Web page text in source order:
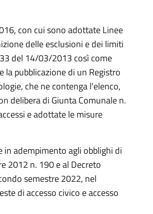
con cui sono adottate Linee
delle esclusioni e dei limiti
del 14/03/2013 così come
pubblicazione di un Registro
che ne contenga l'elenco,
delibera di Giunta Comunale n.
e adottate le misure
adempimento agli obblighi di
2012 n. 190 e al Decreto
semestre 2022, nel
di accesso civico e accesso